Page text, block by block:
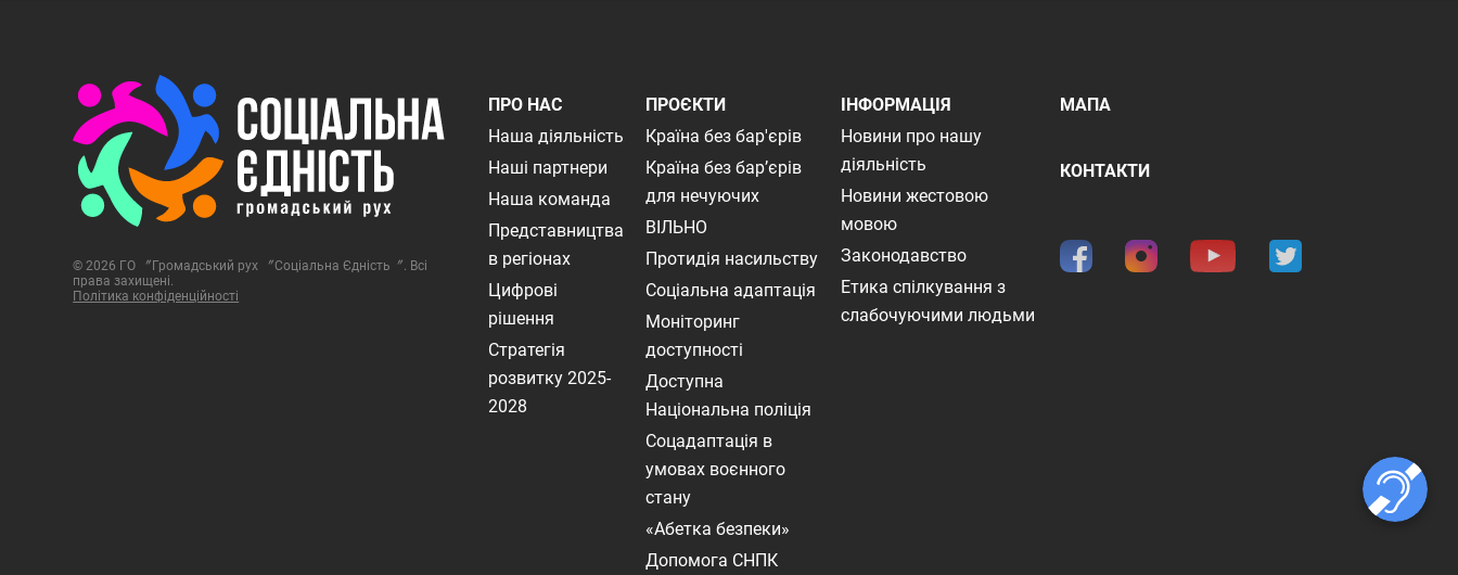
© 2026 ГО 〞Громадський рух 〞Соціальна Єдність〞. Всі
права захищені.
Політика конфіденційності
ПРО НАС
Наша діяльність
Наші партнери
Наша команда
Представництва
в регіонах
Цифрові
рішення
Стратегія
розвитку 2025-
2028
ПРОЄКТИ
Країна без бар'єрів
Країна без бар’єрів
для нечуючих
ВІЛЬНО
Протидія насильству
Соціальна адаптація
Моніторинг
доступності
Доступна
Національна поліція
Соцадаптація в
умовах воєнного
стану
«Абетка безпеки»
Допомога СНПК
ІНФОРМАЦІЯ
Новини про нашу
діяльність
Новини жестовою
мовою
Законодавство
Етика спілкування з
слабочуючими людьми
МАПА
КОНТАКТИ